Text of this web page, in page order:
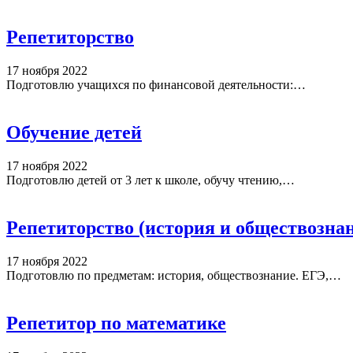
Репетиторство
17 ноября 2022
Подготовлю учащихся по финансовой деятельности:…
Обучение детей
17 ноября 2022
Подготовлю детей от 3 лет к школе, обучу чтению,…
Репетиторство (история и
17 ноября 2022
Подготовлю по предметам: история, обществознание. ЕГЭ,…
Репетитор по математике